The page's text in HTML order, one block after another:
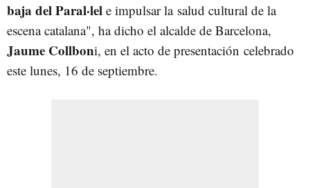
baja del Paral·lel e impulsar la salud cultural de la
escena catalana", ha dicho el alcalde de Barcelona,
Jaume Collboni, en el acto de presentación celebrado
este lunes, 16 de septiembre.